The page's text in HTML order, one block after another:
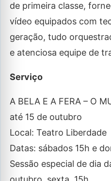
de primeira classe,
vídeo equipados com
geração, tudo
e atenciosa equipe de
Serviço
A BELA E A FERA – O
até 15 de outubro
Local: Teatro Liberdade
Datas: sábados 15h e
Sessão especial de dia